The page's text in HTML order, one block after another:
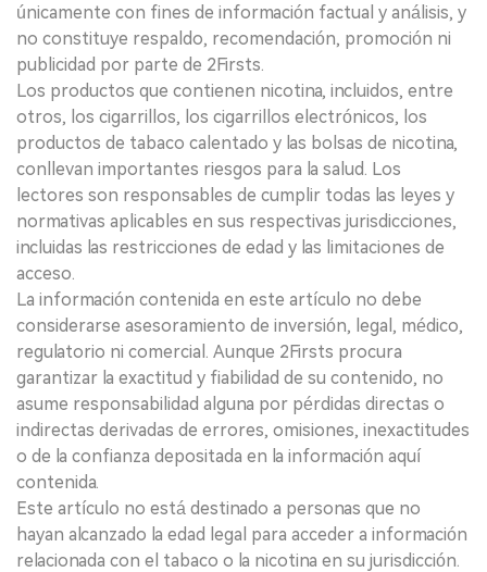
únicamente con fines de información factual y análisis, y
no constituye respaldo, recomendación, promoción ni
publicidad por parte de 2Firsts.
Los productos que contienen nicotina, incluidos, entre
otros, los cigarrillos, los cigarrillos electrónicos, los
productos de tabaco calentado y las bolsas de nicotina,
conllevan importantes riesgos para la salud. Los
lectores son responsables de cumplir todas las leyes y
normativas aplicables en sus respectivas jurisdicciones,
incluidas las restricciones de edad y las limitaciones de
acceso.
La información contenida en este artículo no debe
considerarse asesoramiento de inversión, legal, médico,
regulatorio ni comercial. Aunque 2Firsts procura
garantizar la exactitud y fiabilidad de su contenido, no
asume responsabilidad alguna por pérdidas directas o
indirectas derivadas de errores, omisiones, inexactitudes
o de la confianza depositada en la información aquí
contenida.
Este artículo no está destinado a personas que no
hayan alcanzado la edad legal para acceder a información
relacionada con el tabaco o la nicotina en su jurisdicción.